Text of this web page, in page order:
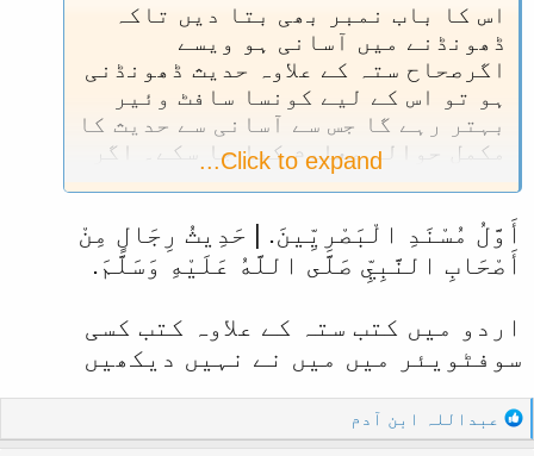
اس کا باب نمبر بھی بتا دیں تاکہ
ڈھونڈنے میں آسانی ہو ویسے
اگرصحاح ستہ کے علاوہ حدیث ڈھونڈنی
ہو تو اس کے لیے کونسا سافٹ وئیر
بہتر رہے گا جس سے آسانی سے حدیث کا
مکمل حوالہ معلوم کیا جا سکے۔ اگر
اُردو میں ہو تو زیادہ بہتر رہے گا۔
Click to expand...
أَوَّلُ مُسْنَدِ الْبَصْرِيِّينَ. | حَدِيثُ رِجَالٍ مِنْ
أَصْحَابِ النَّبِيِّ صَلَّى اللَّهُ عَلَيْهِ وَسَلَّمَ.
اردو میں کتب ستہ کے علاوہ کتب کسی
سوفٹویئر میں میں نے نہیں دیکھیں
R
e
عبداللہ ابن آدم